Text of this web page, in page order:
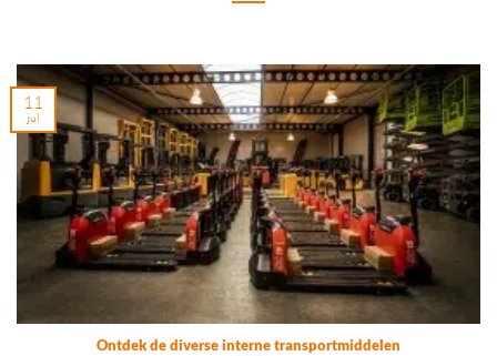
Ontdek de diverse interne transportmiddelen
11
jul